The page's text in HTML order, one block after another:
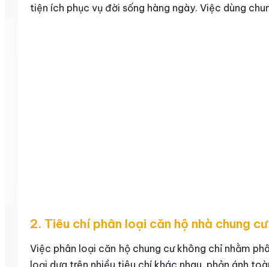
tiện ích phục vụ đời sống hàng ngày. Việc dùng
2. Tiêu chí phân loại căn hộ nhà chung cư
Việc phân loại căn hộ chung cư không chỉ nhằm